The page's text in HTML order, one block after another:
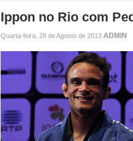
Ippon no Rio com
Quarta-feira, 28 de Agosto de 2013 ADMIN